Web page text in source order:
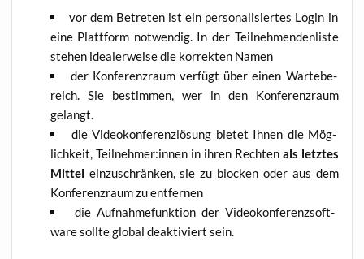
vor dem Betre­ten ist ein per­so­na­li­sier­tes Log­in in
eine Platt­form not­wen­dig. In der Teil­neh­men­den­lis­te
ste­hen idea­ler­wei­se die kor­rek­ten Namen
der Kon­fe­renz­raum ver­fügt über einen War­te­be­
reich. Sie bestim­men, wer in den Kon­fe­renz­raum
gelangt.
die Video­kon­fe­renz­lö­sung bie­tet Ihnen die Mög­
lich­keit, Teilnehmer:innen in ihren Rech­ten als letz­tes
Mit­tel ein­zu­schrän­ken, sie zu blo­cken oder aus dem
Kon­fe­renz­raum zu entfernen
die Auf­nah­me­funk­ti­on der Video­kon­fe­renz­soft­
ware soll­te glo­bal deak­ti­viert sein.